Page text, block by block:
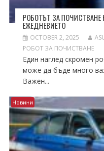
РОБОТЪТ ЗА
ЕЖЕДНЕВИЕТО
OCTOBER 2, 2025
РОБОТ ЗА ПОЧИСТВАНЕ
Един наглед скромен
може да бъде много
Важен...
Новини